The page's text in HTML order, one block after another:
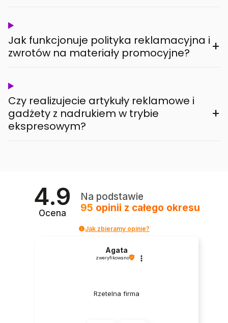
Jak funkcjonuje polityka reklamacyjna i
zwrotów na materiały promocyjne?
+
Czy realizujecie artykuły reklamowe i
gadżety z nadrukiem w trybie
ekspresowym?
+
4.9
Ocena
Na podstawie
95 opinii z całego okresu
Jak zbieramy opinie?
Agata
zweryfikowano
Rzetelna firma